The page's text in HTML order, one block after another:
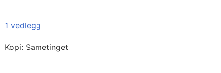
1 vedlegg
Kopi: Sametinget